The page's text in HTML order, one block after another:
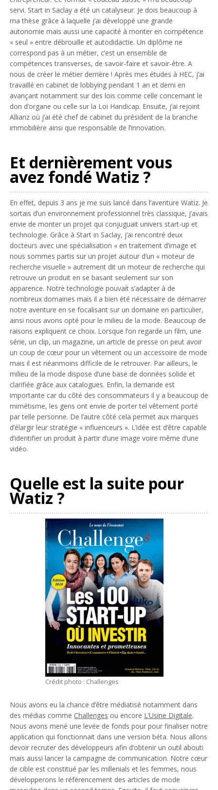
servi. Start in Saclay a été un catalyseur. Je dois beaucoup à
ma thèse grâce à laquelle j’ai développé une grande
autonomie mais aussi une capacité à monter en compétence
« seul » entre débrouille et autodidactie. Un diplôme ne
correspond pas à un métier, c’est un ensemble de
compétences transverses, de savoir-faire et savoir-être. A
nous de créer le métier derrière ! Après mes études à HEC, j’ai
travaillé en cabinet de lobbying pendant 1 an et demi en
avançant notamment sur des lois comme celle concernant le
don d’organe ou celle sur la Loi Handicap. Ensuite, j’ai rejoint
Allianz où j’ai été chef de cabinet du président de la branche
immobilière ainsi que responsable de l’innovation.
Et dernièrement vous
avez fondé Watiz ?
En effet, depuis 3 ans je me suis lancé dans l’aventure Watiz. Je
sortais d’un environnement professionnel très classique, j’avais
envie de monter un projet qui conjuguait univers start-up et
technologie. Grâce à Start in Saclay, j’ai rencontré deux
docteurs avec une spécialisation « en traitement d’image et
nous sommes partis sur un projet autour d’un « moteur de
recherche visuelle » autrement dit un moteur de recherche qui
retrouve un produit en se basant seulement sur son
apparence. Notre technologie pouvait s’adapter à de
nombreux domaines mais il a bien été nécessaire de démarrer
notre aventure en se focalisant sur un domaine en particulier,
ainsi nous avons opté pour le milieu de la mode. Beaucoup de
raisons expliquent ce choix. Lorsque l’on regarde un film, une
série, un clip, un magazine, un article de presse on peut avoir
un coup de cœur pour un vêtement ou un accessoire de mode
mais il est néanmoins difficile de le retrouver. Par ailleurs, le
milieu de la mode dispose d’une base de données solide et
clarifiée grâce aux catalogues. Enfin, la demande est
importante car du côté des consommateurs il y a beaucoup de
mimétisme, les gens ont envie de porter tel vêtement porté
par telle personne. De l’autre côté cela permet aux marques
d’élargir leur stratégie « influenceurs ». L’idée est d’être capable
d’identifier un produit à partir d’une image voire même d’une
vidéo.
Quelle est la suite pour
Watiz ?
Crédit photo : Challenges
Nous avons eu la chance d’être médiatisé notamment dans
des médias comme Challenges ou encore L’Usine Digitale.
Nous avons mené une levée de fonds pour pour finaliser notre
application qui fonctionnait dans une version béta. Nous allons
devoir recruter des développeurs afin d’obtenir un outil abouti
mais aussi lancer la campagne de communication. Notre cœur
de cible est constitué par les millenials et les femmes, nous
développerons le référencement des articles de mode